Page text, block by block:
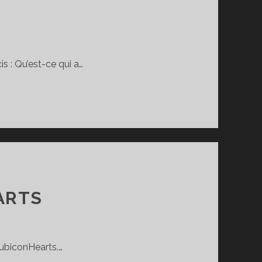
: Qu’est-ce qui a…